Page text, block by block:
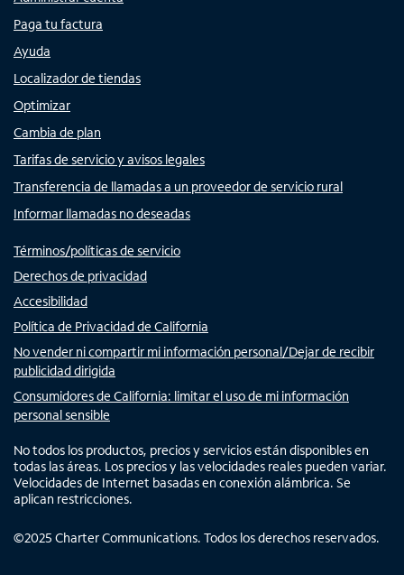
Paga tu factura
Ayuda
Localizador de tiendas
Optimizar
Cambia de plan
Tarifas de servicio y avisos legales
Transferencia de llamadas a un proveedor de servicio rural
Informar llamadas no deseadas
Términos/políticas de servicio
Derechos de privacidad
Accesibilidad
Política de Privacidad de California
No vender ni compartir mi información personal/Dejar de recibir
publicidad dirigida
Consumidores de California: limitar el uso de mi información
personal sensible
No todos los productos, precios y servicios están disponibles en
todas las áreas. Los precios y las velocidades reales pueden variar.
Velocidades de Internet basadas en conexión alámbrica. Se
aplican restricciones.
©2025 Charter Communications. Todos los derechos reservados.